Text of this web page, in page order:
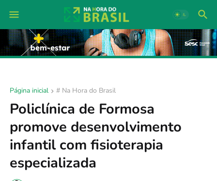
Página inicial # Na Hora do Brasil
Policlínica de Formosa
promove desenvolvimento
infantil com fisioterapia
especializada